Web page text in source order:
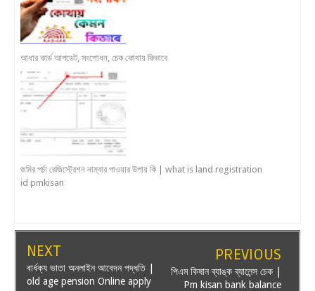
আধার কার্ড আপডেট, সংশোধন, চেক কোথায় কিভাবে
জমির পর্চা রেজিস্ট্রেশন নাম্বার পাওয়ার উপায় কি | what is land registration
id pmkisan
NEXT
বার্ধক্য ভাতা অনলাইন আবেদন পদ্ধতি |
old age pension Online apply
PREVIOUS
পিএম কিষান ব্যাঙ্ক ব্যালেন্স চেক |
Pm kisan bank balance